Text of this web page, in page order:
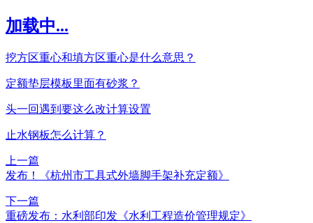
加载中...
挖方区重心和填方区重心是什么意思？
定额垫层模板里面有砂浆？
头一回遇到要这么改计算设置
止水钢板怎么计算？
上一篇
发布！《杭州市工具式外墙脚手架补充定额》
下一篇
重磅发布：水利部印发《水利工程造价管理规定》